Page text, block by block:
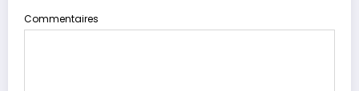
Commentaires